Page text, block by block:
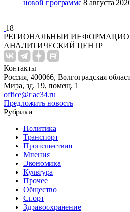
новой программе 8 августа
18+
РЕГИОНАЛЬНЫЙ
АНАЛИТИЧЕСКИЙ ЦЕНТР
Контакты
Россия, 400066, Волгоградская
Мира, зд. 19, помещ. 1
office@riac34.ru
Предложить новость
Рубрики
Политика
Транспорт
Происшествия
Мнения
Экономика
Культура
Прочее
Общество
Спорт
Здравоохранение